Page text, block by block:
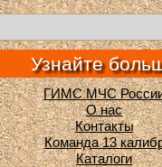
Узнайте
ГИМС МЧС
О нас
Контакты
Команда 13
Каталоги